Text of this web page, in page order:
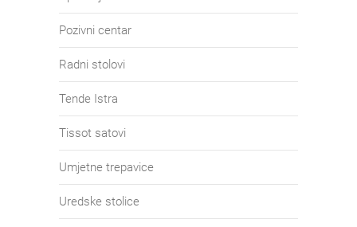
Pozivni centar
Radni stolovi
Tende Istra
Tissot satovi
Umjetne trepavice
Uredske stolice